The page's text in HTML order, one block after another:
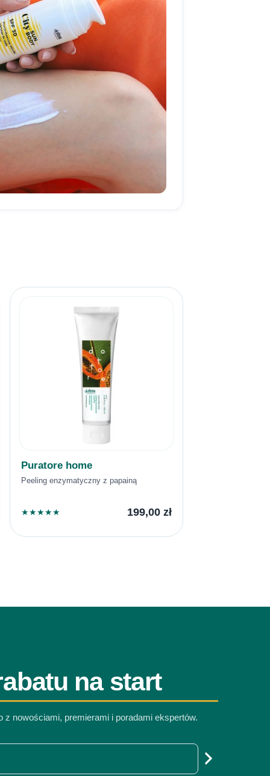
Puratore home
Peeling enzymatyczny z papainą
★★★★★ 199,00zł
na start
nowościami, premierami i poradami ekspertów.